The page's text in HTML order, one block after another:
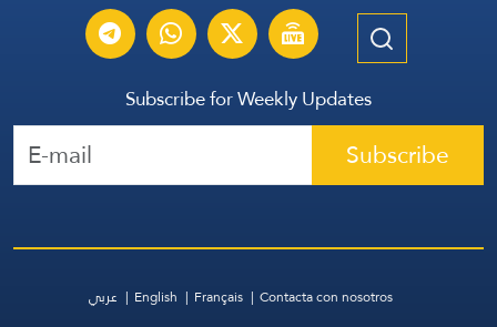
Subscribe for Weekly Updates
Subscribe
عربي English Français Contacta con nosotros